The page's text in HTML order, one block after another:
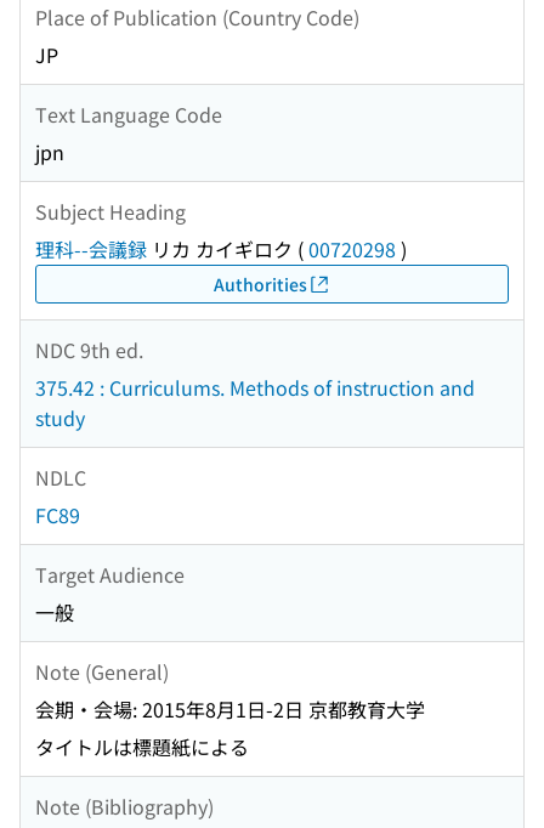
Place of Publication (Country Code)
JP
Text Language Code
jpn
Subject Heading
理科--会議録 リカ カイギロク (00720298 )
Authorities
NDC 9th ed.
375.42 : Curriculums. Methods of instruction and
study
NDLC
FC89
Target Audience
一般
Note (General)
会期・会場: 2015年8月1日-2日 京都教育大学
タイトルは標題紙による
Note (Bibliography)